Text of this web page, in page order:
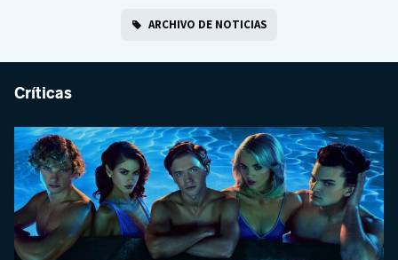
ARCHIVO DE NOTICIAS
Críticas